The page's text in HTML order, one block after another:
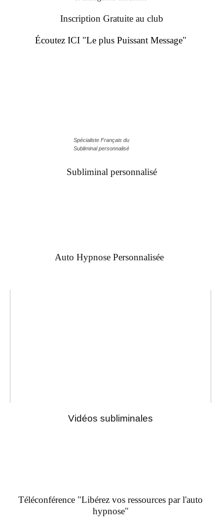
Inscription Gratuite au club
Écoutez ICI "Le plus Puissant Message"
Spécialiste Français du
Subliminal personnalisé
Subliminal personnalisé
Auto Hypnose Personnalisée
Vidéos subliminales
Téléconférence "Libérez vos ressources par l'auto
hypnose"